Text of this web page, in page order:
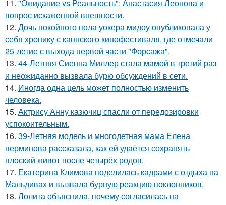
11. "Ожидание vs Реальность": Анастасия Леонова и
вопрос искаженной внешности.
12. Дочь покойного пола уокера мидоу опубликовала у
себя хронику с каннского кинофестиваля, где отмечали
25-летие с выхода первой части "Форсажа".
13. 44-Летняя Сиенна Миллер стала мамой в третий раз
и неожиданно вызвала бурю обсуждений в сети.
14. Иногда одна цель может полностью изменить
человека.
15. Актрису Анну казючиц спасли от передозировки
успокоительным.
16. 39-Летняя модель и многодетная мама Елена
перминова рассказала, как ей удаётся сохранять
плоский живот после четырёх родов.
17. Екатерина Климова поделилась кадрами с отдыха на
Мальдивах и вызвала бурную реакцию поклонников.
18. Лолита объяснила, почему согласилась на